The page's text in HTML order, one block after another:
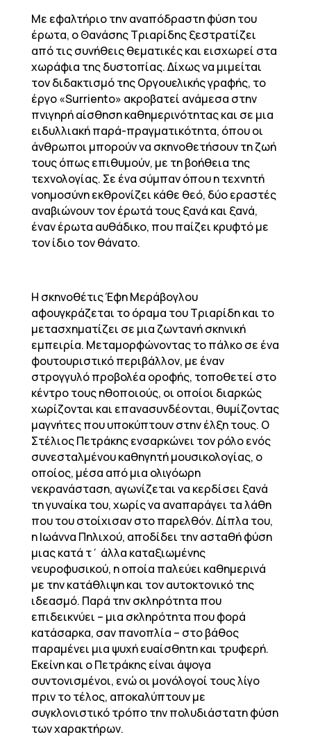
Με εφαλτήριο την αναπόδραστη φύση του
έρωτα, ο Θανάσης Τριαρίδης ξεστρατίζει
από τις συνήθεις θεματικές και εισχωρεί στα
χωράφια της δυστοπίας. Δίχως να μιμείται
τον διδακτισμό της Οργουελικής γραφής, το
έργο «Surriento» ακροβατεί ανάμεσα στην
πνιγηρή αίσθηση καθημερινότητας και σε μια
ειδυλλιακή παρά-πραγματικότητα, όπου οι
άνθρωποι μπορούν να σκηνοθετήσουν τη ζωή
τους όπως επιθυμούν, με τη βοήθεια της
τεχνολογίας. Σε ένα σύμπαν όπου η τεχνητή
νοημοσύνη εκθρονίζει κάθε θεό, δύο εραστές
αναβιώνουν τον έρωτά τους ξανά και ξανά,
έναν έρωτα αυθάδικο, που παίζει κρυφτό με
τον ίδιο τον θάνατο.
Η σκηνοθέτις Έφη Μεράβογλου
αφουγκράζεται το όραμα του Τριαρίδη και το
μετασχηματίζει σε μια ζωντανή σκηνική
εμπειρία. Μεταμορφώνοντας το πάλκο σε ένα
φουτουριστικό περιβάλλον, με έναν
στρογγυλό προβολέα οροφής, τοποθετεί στο
κέντρο τους ηθοποιούς, οι οποίοι διαρκώς
χωρίζονται και επανασυνδέονται, θυμίζοντας
μαγνήτες που υποκύπτουν στην έλξη τους. O
Στέλιος Πετράκης ενσαρκώνει τον ρόλο ενός
συνεσταλμένου καθηγητή μουσικολογίας, ο
οποίος, μέσα από μια ολιγόωρη
νεκρανάσταση, αγωνίζεται να κερδίσει ξανά
τη γυναίκα του, χωρίς να αναπαράγει τα λάθη
που του στοίχισαν στο παρελθόν. Δίπλα του,
η Ιωάννα Πηλιχού, αποδίδει την ασταθή φύση
μιας κατά τ΄ άλλα καταξιωμένης
νευροφυσικού, η οποία παλεύει καθημερινά
με την κατάθλιψη και τον αυτοκτονικό της
ιδεασμό. Παρά την σκληρότητα που
επιδεικνύει – μια σκληρότητα που φορά
κατάσαρκα, σαν πανοπλία – στο βάθος
παραμένει μια ψυχή ευαίσθητη και τρυφερή.
Εκείνη και ο Πετράκης είναι άψογα
συντονισμένοι, ενώ οι μονόλογοί τους λίγο
πριν το τέλος, αποκαλύπτουν με
συγκλονιστικό τρόπο την πολυδιάστατη φύση
των χαρακτήρων.